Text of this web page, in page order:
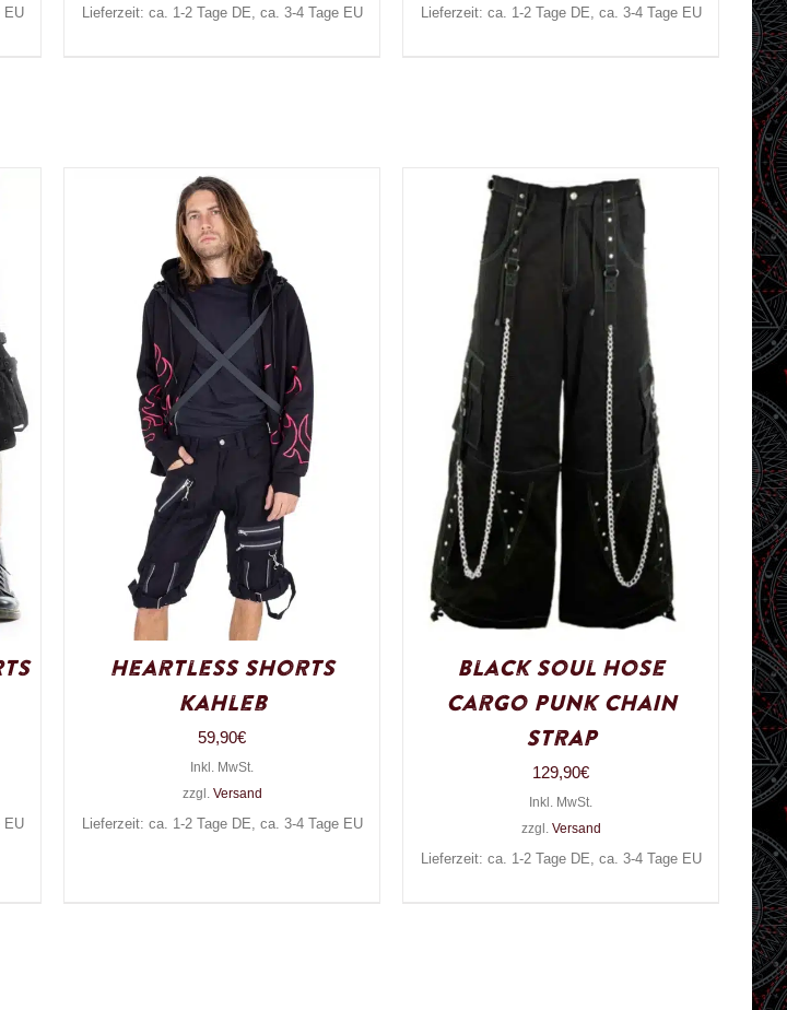
EU
Lieferzeit: ca. 1-2 Tage DE, ca. 3-4 Tage EU
Lieferzeit: ca. 1-2 Tage DE, ca. 3-4 Tage EU
EU
Heartless Shorts
Kahleb
59,90€
Inkl. MwSt.
zzgl. Versand
Lieferzeit: ca. 1-2 Tage DE, ca. 3-4 Tage EU
Black Soul Hose
Cargo Punk Chain
Strap
129,90€
Inkl. MwSt.
zzgl. Versand
Lieferzeit: ca. 1-2 Tage DE, ca. 3-4 Tage EU